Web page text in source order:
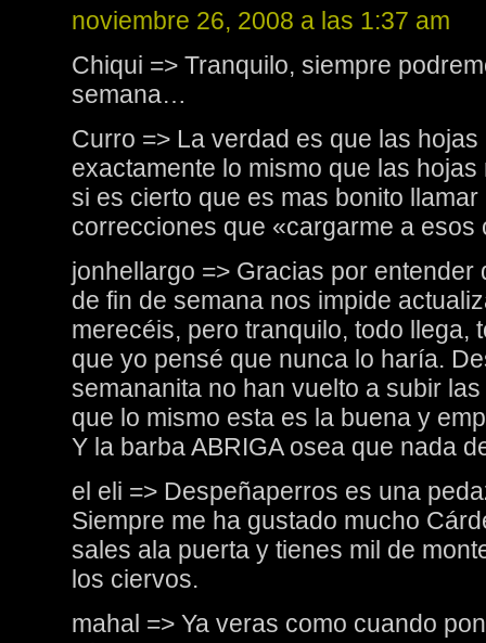
noviembre 26, 2008 a las 1:37 am
Chiqui => Tranquilo, siempre
semana…
Curro => La verdad es que las
exactamente lo mismo que las
si es cierto que es mas bonito
correcciones que «cargarme a esos
jonhellargo => Gracias por entender
de fin de semana nos impide
merecéis, pero tranquilo, todo llega,
que yo pensé que nunca lo haría.
semananita no han vuelto a subir
que lo mismo esta es la buena y
Y la barba ABRIGA osea que nada
el eli => Despeñaperros es una
Siempre me ha gustado mucho
sales ala puerta y tienes mil de
los ciervos.
mahal => Ya veras como cuando